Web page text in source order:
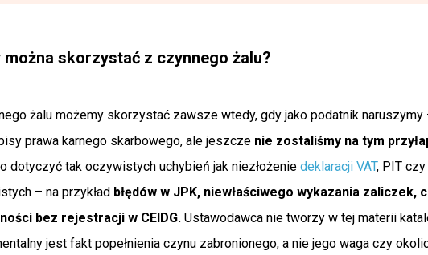
można skorzystać z czynnego żalu?
żalu możemy skorzystać zawsze wtedy, gdy jako podatnik
prawa karnego skarbowego, ale jeszcze nie zostaliśmy na tym
dotyczyć tak oczywistych uchybień jak niezłożenie deklaracji VAT, PIT
– na przykład błędów w JPK, niewłaściwego wykazania zaliczek,
bez rejestracji w CEIDG. Ustawodawca nie tworzy w tej materii
jest fakt popełnienia czynu zabronionego, a nie jego waga czy